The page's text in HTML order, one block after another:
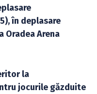
în deplasare
Oradea Arena
la
jocurile găzduite